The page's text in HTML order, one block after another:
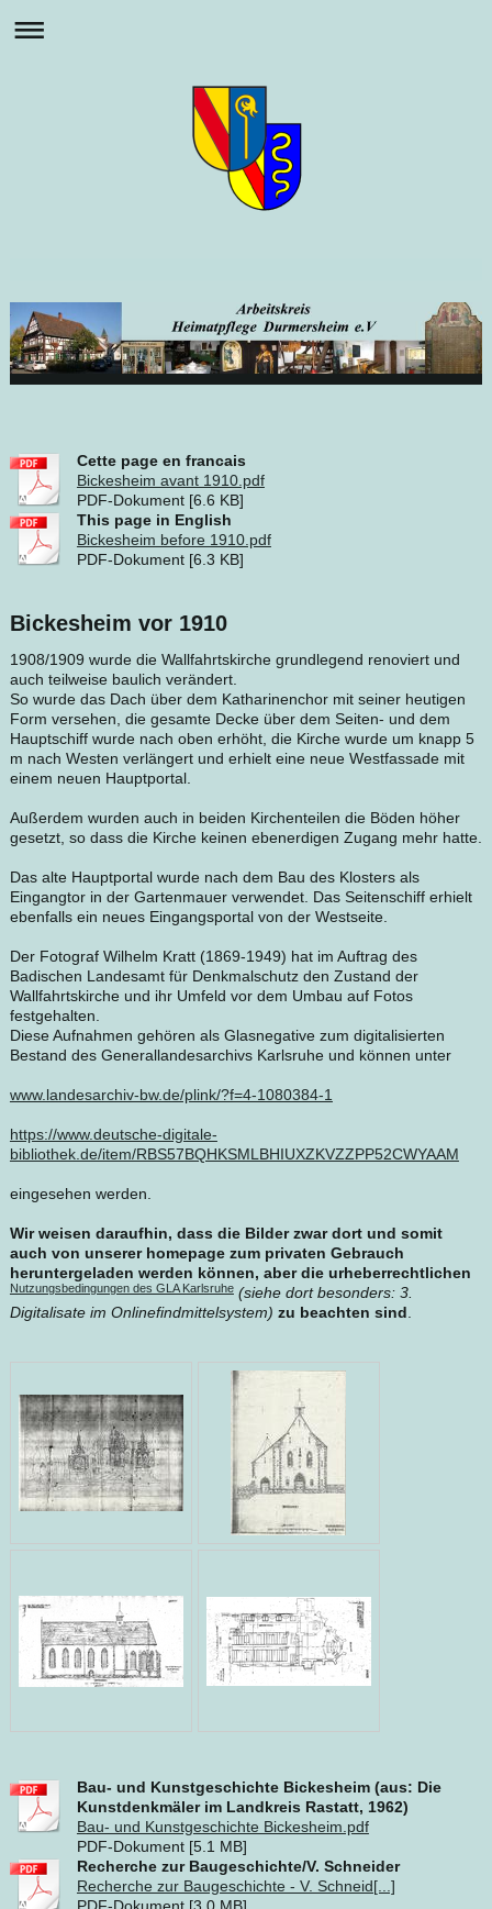
Cette page en francais
Bickesheim avant 1910.pdf
PDF-Dokument [6.6 KB]
This page in English
Bickesheim before 1910.pdf
PDF-Dokument [6.3 KB]
Bickesheim vor 1910
1908/1909 wurde die Wallfahrtskirche grundlegend renoviert und
auch teilweise baulich verändert.
So wurde das Dach über dem Katharinenchor mit seiner heutigen
Form versehen, die gesamte Decke über dem Seiten- und dem
Hauptschiff wurde nach oben erhöht, die Kirche wurde um knapp 5
m nach Westen verlängert und erhielt eine neue Westfassade mit
einem neuen Hauptportal.
Außerdem wurden auch in beiden Kirchenteilen die Böden höher
gesetzt, so dass die Kirche keinen ebenerdigen Zugang mehr hatte.
Das alte Hauptportal wurde nach dem Bau des Klosters als
Eingangtor in der Gartenmauer verwendet. Das Seitenschiff erhielt
ebenfalls ein neues Eingangsportal von der Westseite.
Der Fotograf Wilhelm Kratt (1869-1949) hat im Auftrag des
Badischen Landesamt für Denkmalschutz den Zustand der
Wallfahrtskirche und ihr Umfeld vor dem Umbau auf Fotos
festgehalten.
Diese Aufnahmen gehören als Glasnegative zum digitalisierten
Bestand des Generallandesarchivs Karlsruhe und können unter
www.landesarchiv-bw.de/plink/?f=4-1080384-1
https://www.deutsche-digitale-
bibliothek.de/item/RBS57BQHKSMLBHIUXZKVZZPP52CWYAAM
eingesehen werden.
Wir weisen daraufhin, dass die Bilder zwar dort und somit
auch von unserer homepage zum privaten Gebrauch
heruntergeladen werden können, aber die urheberrechtlichen
Nutzungsbedingungen des GLA Karlsruhe (siehe dort besonders: 3.
Digitalisate im Onlinefindmittelsystem) zu beachten sind
Bau- und Kunstgeschichte Bickesheim (aus: Die
Kunstdenkmäler im Landkreis Rastatt, 1962)
Bau- und Kunstgeschichte Bickesheim.pdf
PDF-Dokument [5.1 MB]
Recherche zur Baugeschichte/V. Schneider
Recherche zur Baugeschichte - V. Schneid[...]